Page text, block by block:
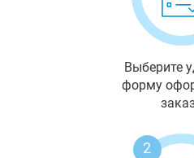
Выберите
форму
2